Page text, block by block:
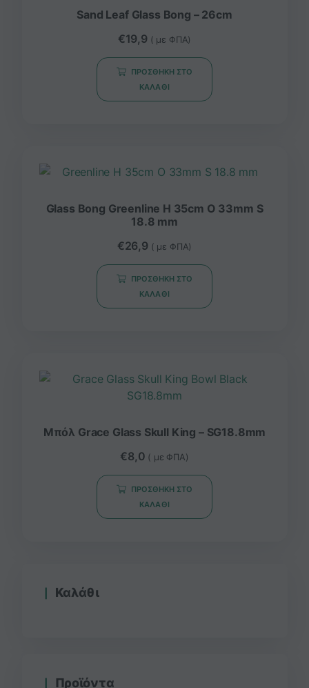
Sand Leaf Glass Bong – 26cm
€19,9 ( με ΦΠΑ)
ΠΡΟΣΘΉΚΗ ΣΤΟ
ΚΑΛΆΘΙ
Glass Bong Greenline H 35cm O 33mm S
18.8 mm
€26,9 ( με ΦΠΑ)
ΠΡΟΣΘΉΚΗ ΣΤΟ
ΚΑΛΆΘΙ
Μπόλ Grace Glass Skull King – SG18.8mm
€8,0 ( με ΦΠΑ)
ΠΡΟΣΘΉΚΗ ΣΤΟ
ΚΑΛΆΘΙ
Καλάθι
Προϊόντα